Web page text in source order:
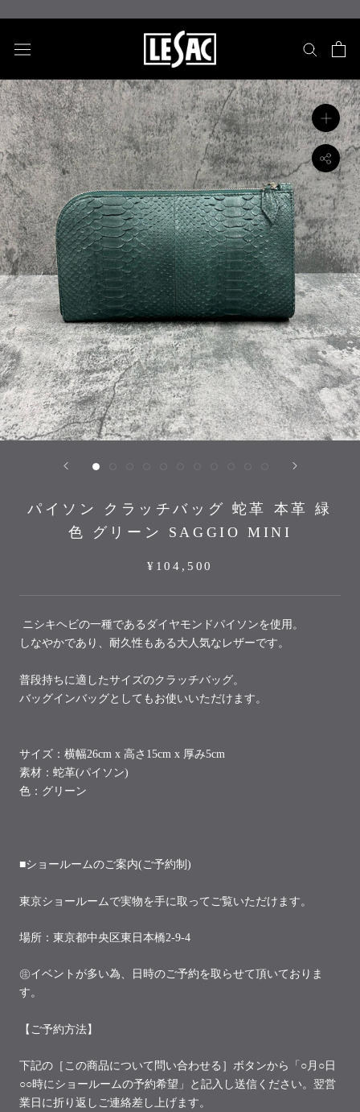
ッ
し
て
コ
ン
テ
ン
ツ
に
移
動
す
る
パイソン クラッチバッグ 蛇革 本革 緑
色 グリーン SAGGIO MINI
¥104,500
ニシキヘビの一種であるダイヤモンドパイソンを使用。
しなやかであり、耐久性もある大人気なレザーです。
普段持ちに適したサイズのクラッチバッグ。
バッグインバッグとしてもお使いいただけます。
サイズ：横幅26cm x 高さ15cm x 厚み5cm
素材：蛇革(パイソン)
色：グリーン
■ショールームのご案内(ご予約制)
東京ショールームで実物を手に取ってご覧いただけます。
場所：東京都中央区東日本橋2-9-4
㊟イベントが多い為、日時のご予約を取らせて頂いておりま
す。
【ご予約方法】
下記の［この商品について問い合わせる］ボタンから「○月○日
○○時にショールームの予約希望」と記入し送信ください。翌営
業日に折り返しご連絡差し上げます。